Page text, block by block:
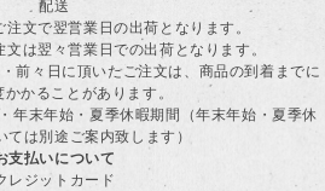
配送
文で翌営業日の出荷となります。
は翌々営業日での出荷となります。
前々日に頂いたご注文は、商品の到着までに
かることがあります。
年末年始・夏季休暇期間（年末年始・夏季休
ては別途ご案内致します）
支払いについて
レジットカード